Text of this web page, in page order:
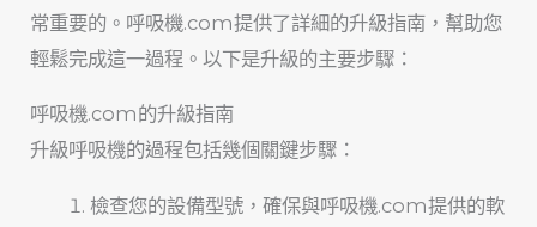
常重要的。呼吸機.com提供了詳細的升級指南，幫助您
輕鬆完成這一過程。以下是升級的主要步驟：
呼吸機.com的升級指南
升級呼吸機的過程包括幾個關鍵步驟：
檢查您的設備型號，確保與呼吸機.com提供的軟